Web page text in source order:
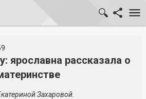
ярославна рассказала о
Захаровой.